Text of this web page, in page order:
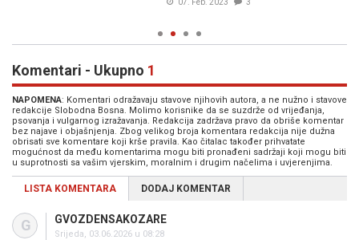
Komentari - Ukupno 1
NAPOMENA: Komentari odražavaju stavove njihovih autora, a ne nužno i stavove
redakcije Slobodna Bosna. Molimo korisnike da se suzdrže od vrijeđanja,
psovanja i vulgarnog izražavanja. Redakcija zadržava pravo da obriše komentar
bez najave i objašnjenja. Zbog velikog broja komentara redakcija nije dužna
obrisati sve komentare koji krše pravila. Kao čitalac također prihvatate
mogućnost da među komentarima mogu biti pronađeni sadržaji koji mogu biti
u suprotnosti sa vašim vjerskim, moralnim i drugim načelima i uvjerenjima.
LISTA KOMENTARA DODAJ KOMENTAR
G GVOZDENSAKOZARE
Srijeda, 03.06.2026 u 08:28